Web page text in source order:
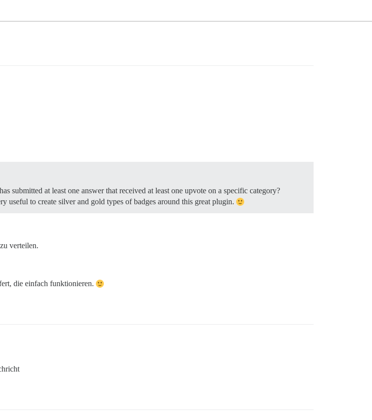
submitted at least one answer that received at least one upvote on a specific category?
useful to create silver and gold types of badges around this great plugin.
verteilen.
die einfach funktionieren.